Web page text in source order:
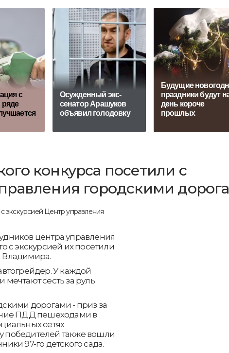
с
Осужденный экс-
сенатор Арашуков
объявил голодовку
Будущие
праздники будут
день короче
прошлых
конкурса посетили с
городскими
центра управления
с экскурсией их посетили
Владимира.
У каждой
сесть за руль
дорогами - приз за
ПДД пешеходами в
сетях
победителей также вошли
97-го детского сада.